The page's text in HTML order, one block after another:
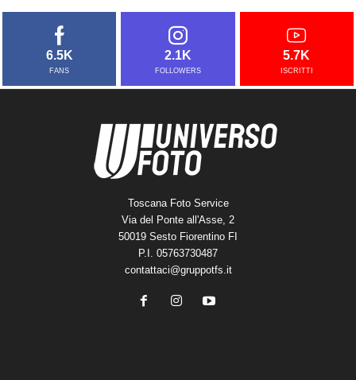
6.5K
FANS
2.1K
FOLLOWERS
5.7K
ISCRITTI
Toscana Foto Service
Via del Ponte all'Asse, 2
50019 Sesto Fiorentino FI
P.I. 05763730487
contattaci@gruppotfs.it